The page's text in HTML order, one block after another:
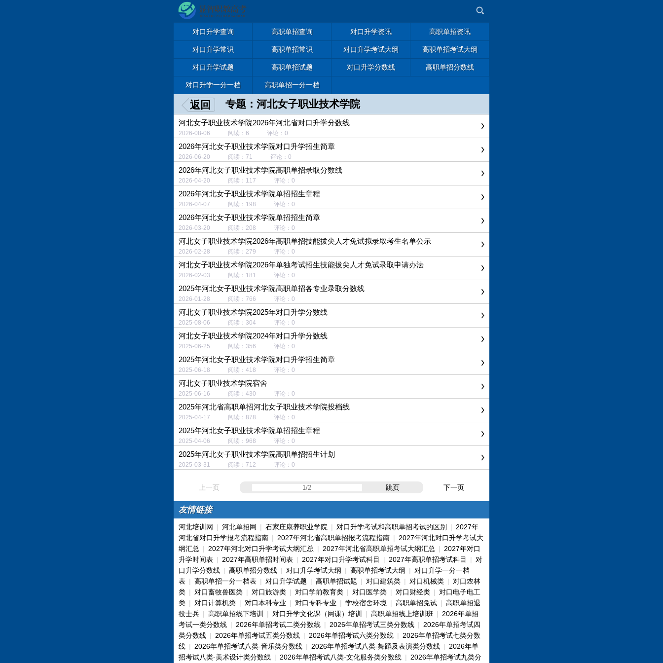
对口升学查询 高职单招查询 对口升学资讯 高职单招资讯
对口升学常识 高职单招常识 对口升学考试大纲 高职单招考试大纲
对口升学试题 高职单招试题 对口升学分数线 高职单招分数线
对口升学一分一档 高职单招一分一档
返回 专题：河北女子职业技术学院
河北女子职业技术学院2026年河北省对口升学分数线
2026-08-06 阅读：6 评论：0
2026年河北女子职业技术学院对口升学招生简章
2026-06-20 阅读：71 评论：0
2026年河北女子职业技术学院高职单招录取分数线
2026-04-20 阅读：117 评论：0
2026年河北女子职业技术学院单招招生章程
2026-04-07 阅读：198 评论：0
2026年河北女子职业技术学院单招招生简章
2026-03-20 阅读：208 评论：0
河北女子职业技术学院2026年高职单招技能拔尖人才免试拟录取考生名单公示
2026-02-28 阅读：279 评论：0
河北女子职业技术学院2026年单独考试招生技能拔尖人才免试录取申请办法
2026-02-03 阅读：181 评论：0
2025年河北女子职业技术学院高职单招各专业录取分数线
2026-01-28 阅读：766 评论：0
河北女子职业技术学院2025年对口升学分数线
2025-08-06 阅读：304 评论：0
河北女子职业技术学院2024年对口升学分数线
2025-06-25 阅读：356 评论：0
2025年河北女子职业技术学院对口升学招生简章
2025-06-18 阅读：418 评论：0
河北女子职业技术学院宿舍
2025-06-16 阅读：430 评论：0
2025年河北省高职单招河北女子职业技术学院投档线
2025-04-17 阅读：878 评论：0
2025年河北女子职业技术学院单招招生章程
2025-04-06 阅读：968 评论：0
2025年河北女子职业技术学院高职单招招生计划
2025-03-31 阅读：712 评论：0
上一页 跳页 下一页
友情链接
河北培训网 | 河北单招网 | 石家庄康养职业学院 | 对口升学考试和高职单招考试的区别 | 2027年
河北省对口升学报考流程指南 | 2027年河北省高职单招报考流程指南 | 2027年河北对口升学考试大
纲汇总 | 2027年河北对口升学考试大纲汇总 | 2027年河北省高职单招考试大纲汇总 | 2027年对口
升学时间表 | 2027年高职单招时间表 | 2027年对口升学考试科目 | 2027年高职单招考试科目 | 对
口升学分数线 | 高职单招分数线 | 对口升学考试大纲 | 高职单招考试大纲 | 对口升学一分一档
表 | 高职单招一分一档表 | 对口升学试题 | 高职单招试题 | 对口建筑类 | 对口机械类 | 对口农林
类 | 对口畜牧兽医类 | 对口旅游类 | 对口学前教育类 | 对口医学类 | 对口财经类 | 对口电子电工
类 | 对口计算机类 | 对口本科专业 | 对口专科专业 | 学校宿舍环境 | 高职单招免试 | 高职单招退
役士兵 | 高职单招线下培训 | 对口升学文化课（网课）培训 | 高职单招线上培训班 | 2026年单招
考试一类分数线 | 2026年单招考试二类分数线 | 2026年单招考试三类分数线 | 2026年单招考试四
类分数线 | 2026年单招考试五类分数线 | 2026年单招考试六类分数线 | 2026年单招考试七类分数
线 | 2026年单招考试八类-音乐类分数线 | 2026年单招考试八类-舞蹈及表演类分数线 | 2026年单
招考试八类-美术设计类分数线 | 2026年单招考试八类-文化服务类分数线 | 2026年单招考试九类分